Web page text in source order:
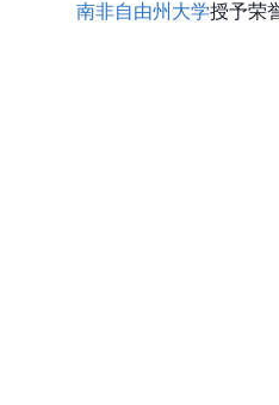
南非自由州大学授予荣